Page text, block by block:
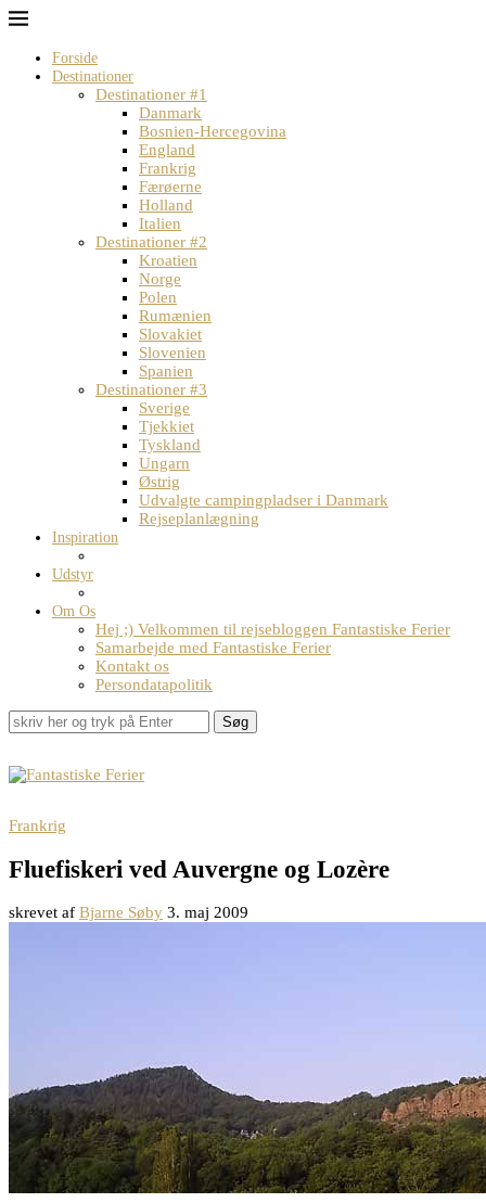
Forside
Destinationer
Destinationer #1
Danmark
Bosnien-Hercegovina
England
Frankrig
Færøerne
Holland
Italien
Destinationer #2
Kroatien
Norge
Polen
Rumænien
Slovakiet
Slovenien
Spanien
Destinationer #3
Sverige
Tjekkiet
Tyskland
Ungarn
Østrig
Udvalgte campingpladser i Danmark
Rejseplanlægning
Inspiration
Udstyr
Om Os
Hej ;) Velkommen til rejsebloggen Fantastiske Ferier
Samarbejde med Fantastiske Ferier
Kontakt os
Persondatapolitik
Søg
Frankrig
Fluefiskeri ved Auvergne og Lozère
skrevet af Bjarne Søby 3. maj 2009